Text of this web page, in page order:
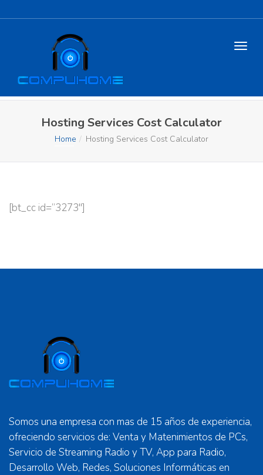
Hosting Services Cost Calculator
Home Hosting Services Cost Calculator
[bt_cc id=”3273″]
Somos una empresa con mas de 15 años de experiencia,
ofreciendo servicios de: Venta y Matenimientos de PCs,
Servicio de Streaming Radio y TV, App para Radio,
Desarrollo Web, Redes, Soluciones Informáticas en